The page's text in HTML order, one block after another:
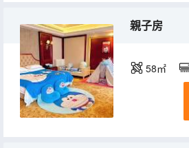
親子房
58㎡